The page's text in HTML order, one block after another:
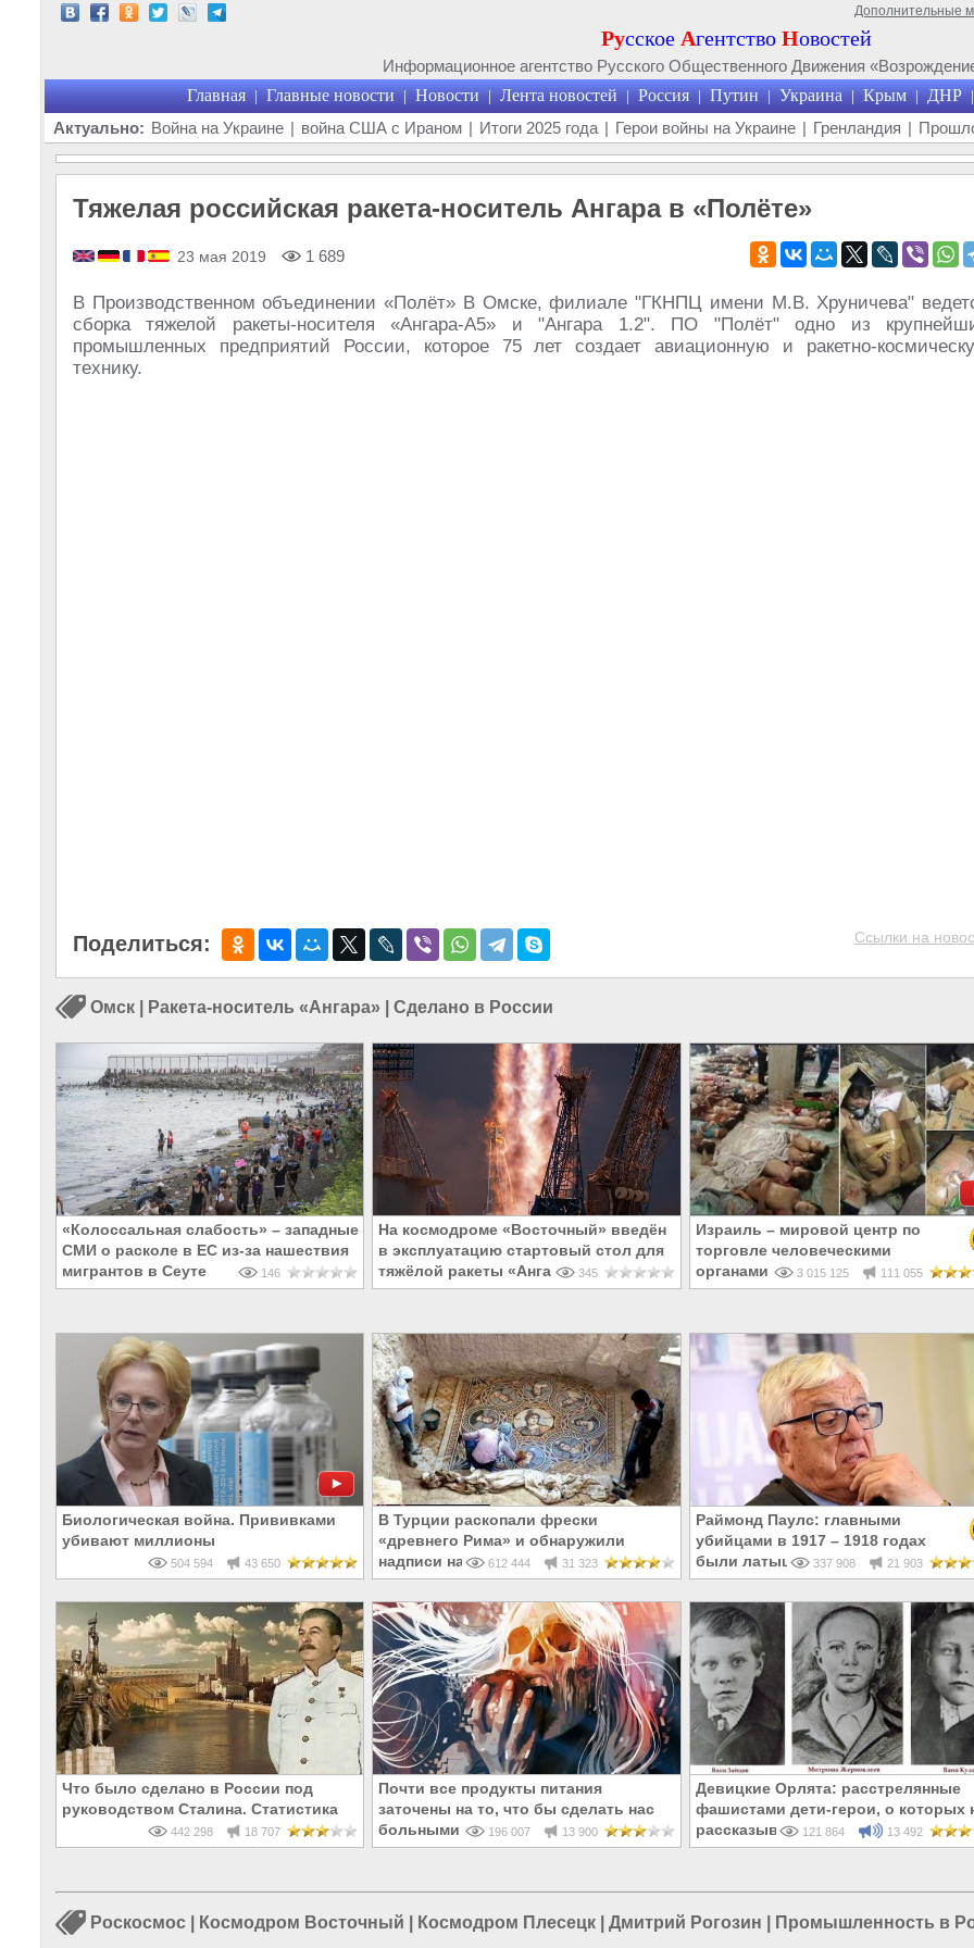
Дополнительные
Русское Агентство Новостей
Информационное агентство Русского Общественного Движения
Главная | Главные новости | Новости | Лента новостей | Россия | Путин | Украина | Крым | ДНР |
Актуально: Война на Украине | война США с Ираном | Итоги 2025 года | Герои войны на Украине | Гренландия |
Тяжелая российская ракета-носитель Ангара в «Полёте»
23 мая 2019 1 689
В Производственном объединении «Полёт» В Омске, филиале "ГКНПЦ имени М.В. Хруничева"
сборка тяжелой ракеты-носителя «Ангара-А5» и "Ангара 1.2". ПО "Полёт" одно из
промышленных предприятий России, которое 75 лет создает авиационную и ракетно-
технику.
Поделиться: Ссылки на
Омск Ракета-носитель «Ангара» Сделано в России
«Колоссальная слабость» – западные
СМИ о расколе в ЕС из-за нашествия
мигрантов в Сеуте
146
На космодроме «Восточный» введён
в эксплуатацию стартовый стол для
тяжёлой ракеты «Ангара» 345
Израиль – мировой центр по
торговле человеческими
органами
3 015 125 111 055
Биологическая война. Прививками
убивают миллионы
504 594 43 650
В Турции раскопали фрески
«древнего Рима» и обнаружили
надписи на Русском!
612 444 31 323
Раймонд Паулс: главными
убийцами в 1917 – 1918 годах
были латыши и евреи, а не русские
337 908 21 903
Что было сделано в России под
руководством Сталина. Статистика
442 298 18 707
Почти все продукты питания
заточены на то, что бы сделать нас
больными и бесплодными
196 007 13 900
Девицкие Орлята: расстрелянные
фашистами дети-герои, о которых
рассказывают в школе
121 864 13 492
Роскосмос Космодром Восточный Космодром Плесецк Дмитрий Рогозин Промышленность в